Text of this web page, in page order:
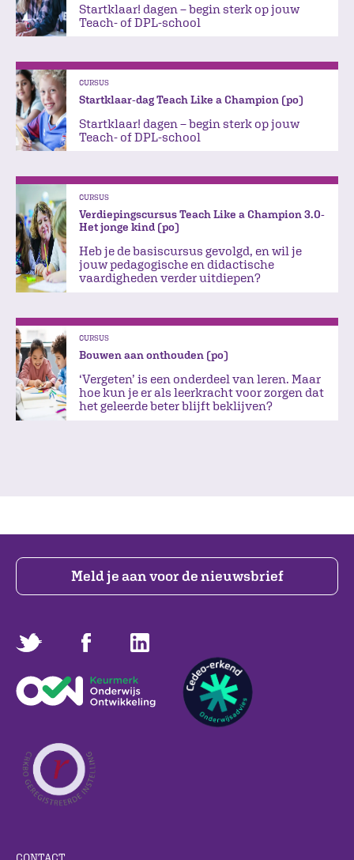
Startklaar! dagen – begin sterk op jouw
Teach- of DPL-school
CURSUS
Startklaar-dag Teach Like a Champion (po)
Startklaar! dagen – begin sterk op jouw
Teach- of DPL-school
CURSUS
Verdiepingscursus Teach Like a Champion 3.0-
Het jonge kind (po)
Heb je de basiscursus gevolgd, en wil je
jouw pedagogische en didactische
vaardigheden verder uitdiepen?
CURSUS
Bouwen aan onthouden (po)
‘Vergeten’ is een onderdeel van leren. Maar
hoe kun je er als leerkracht voor zorgen dat
het geleerde beter blijft beklijven?
Meld je aan voor de nieuwsbrief